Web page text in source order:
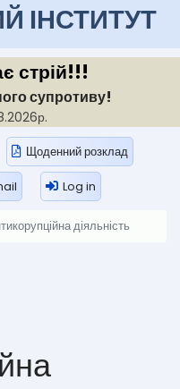
ІНСТИТУТ
стрій!!!
супротиву!
Щоденний розклад
Log in
діяльність